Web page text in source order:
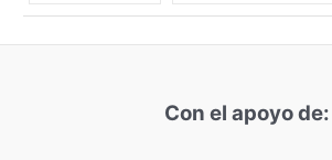
Con el apoyo de: